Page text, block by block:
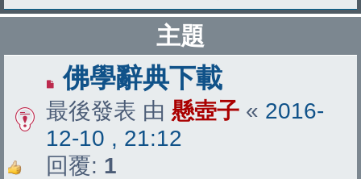
主題
佛學辭典下載
最後發表 由 懸壺子 « 2016-
12-10 , 21:12
回覆: 1